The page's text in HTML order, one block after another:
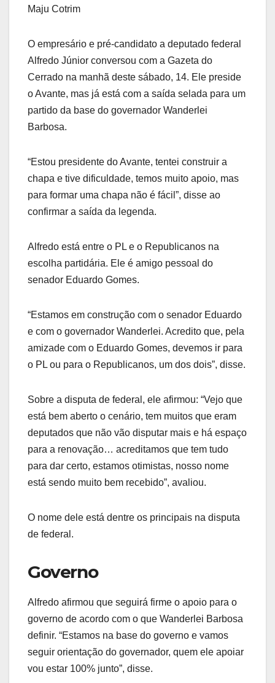
Maju Cotrim
O empresário e pré-candidato a deputado federal
Alfredo Júnior conversou com a Gazeta do
Cerrado na manhã deste sábado, 14. Ele preside
o Avante, mas já está com a saída selada para um
partido da base do governador Wanderlei
Barbosa.
“Estou presidente do Avante, tentei construir a
chapa e tive dificuldade, temos muito apoio, mas
para formar uma chapa não é fácil”, disse ao
confirmar a saída da legenda.
Alfredo está entre o PL e o Republicanos na
escolha partidária. Ele é amigo pessoal do
senador Eduardo Gomes.
“Estamos em construção com o senador Eduardo
e com o governador Wanderlei. Acredito que, pela
amizade com o Eduardo Gomes, devemos ir para
o PL ou para o Republicanos, um dos dois”, disse.
Sobre a disputa de federal, ele afirmou: “Vejo que
está bem aberto o cenário, tem muitos que eram
deputados que não vão disputar mais e há espaço
para a renovação… acreditamos que tem tudo
para dar certo, estamos otimistas, nosso nome
está sendo muito bem recebido”, avaliou.
O nome dele está dentre os principais na disputa
de federal.
Governo
Alfredo afirmou que seguirá firme o apoio para o
governo de acordo com o que Wanderlei Barbosa
definir. “Estamos na base do governo e vamos
seguir orientação do governador, quem ele apoiar
vou estar 100% junto”, disse.